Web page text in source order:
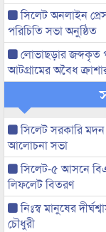
সিলেট অনলাইন
পরিচিতি সভা অনুষ্ঠিত
লোভাছড়ার জব্দকৃত
আটগ্রামের অবৈধ
সিলেট সরকারি
আলোচনা সভা
সিলেট-৫ আসনে
লিফলেট বিতরণ
নিঃস্ব মানুষের
চৌধুরী